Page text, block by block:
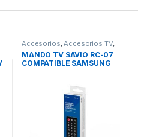
Accesorios,Accesorios TV,
Imagen y Sonido
MANDO TV SAVIO RC-07
COMPATIBLE SAMSUNG